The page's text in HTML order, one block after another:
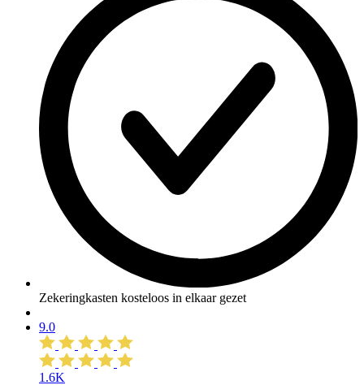
Zekeringkasten kosteloos in elkaar gezet
9.0
1.6K